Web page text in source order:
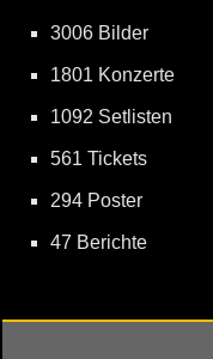
3006 Bilder
1801 Konzerte
1092 Setlisten
561 Tickets
294 Poster
47 Berichte